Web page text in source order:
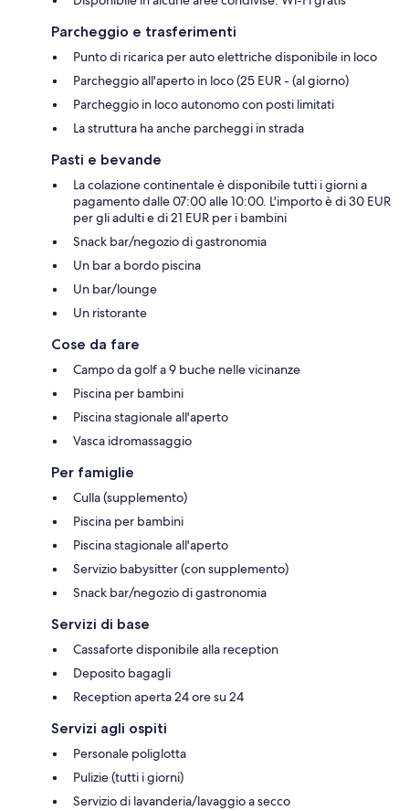
Parcheggio e trasferimenti
Punto di ricarica per auto elettriche disponibile in loco
Parcheggio all'aperto in loco (25 EUR - (al giorno)
Parcheggio in loco autonomo con posti limitati
La struttura ha anche parcheggi in strada
Pasti e bevande
La colazione continentale è disponibile tutti i giorni a
pagamento dalle 07:00 alle 10:00. L'importo è di 30 EUR
per gli adulti e di 21 EUR per i bambini
Snack bar/negozio di gastronomia
Un bar a bordo piscina
Un bar/lounge
Un ristorante
Cose da fare
Campo da golf a 9 buche nelle vicinanze
Piscina per bambini
Piscina stagionale all'aperto
Vasca idromassaggio
Per famiglie
Culla (supplemento)
Piscina per bambini
Piscina stagionale all'aperto
Servizio babysitter (con supplemento)
Snack bar/negozio di gastronomia
Servizi di base
Cassaforte disponibile alla reception
Deposito bagagli
Reception aperta 24 ore su 24
Servizi agli ospiti
Personale poliglotta
Pulizie (tutti i giorni)
Servizio di lavanderia/lavaggio a secco